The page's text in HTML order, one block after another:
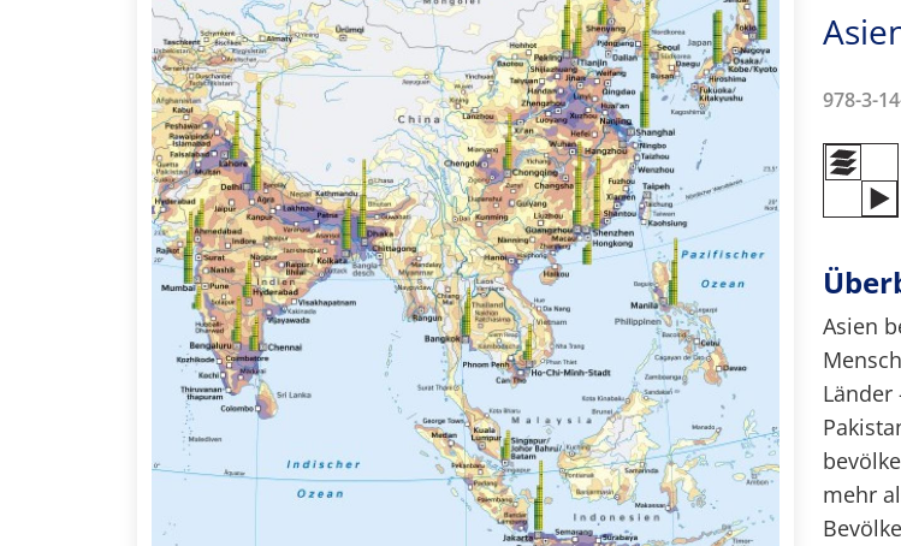
978-3-
Asien
Länder
mehr